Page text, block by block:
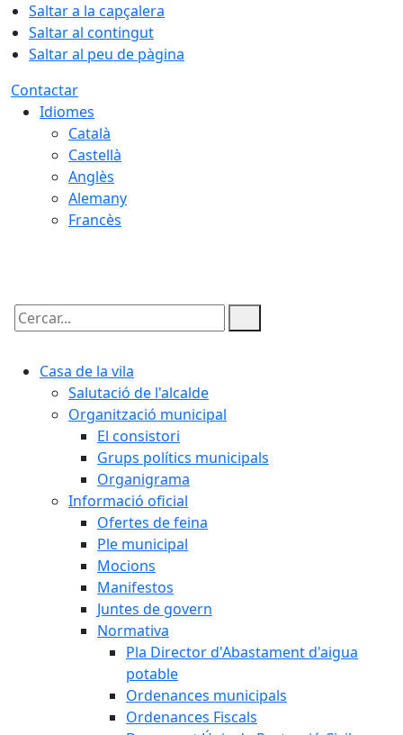
Saltar a la capçalera
Saltar al contingut
Saltar al peu de pàgina
Contactar
Idiomes
Català
Castellà
Anglès
Alemany
Francès
Cercar:
Casa de la vila
Salutació de l'alcalde
Organització municipal
El consistori
Grups polítics municipals
Organigrama
Informació oficial
Ofertes de feina
Ple municipal
Mocions
Manifestos
Juntes de govern
Normativa
Pla Director d'Abastament d'aigua
potable
Ordenances municipals
Ordenances Fiscals